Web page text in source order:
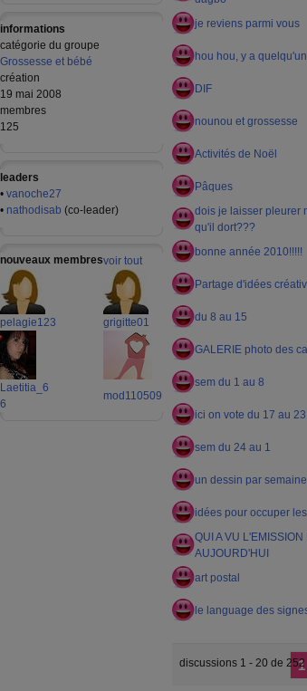
informations
catégorie du groupe
Grossesse et bébé
création
19 mai 2008
membres
125
leaders
• vanoche27
• nathodisab (co-leader)
nouveaux membresvoir tout
pelagie123 grigitte01
Laetitia_6
6
mod110509
je reviens parmi vous
hou hou, y a
DIF
nounou et grossesse
Activités de Noël
Pâques
dois je laisser pleurer
qu'il dort???
bonne année 2010!!!!!
Partage d'idées
du 8 au 15
GALERIE photo des
sem du 1 au 8
ici on vote du 17 au 23
sem du 24 au 1
un dessin par
idées pour occuper
QUI A VU
AUJOURD'HUI
art postal
le language des
discussions 1 - 20 de 252
1